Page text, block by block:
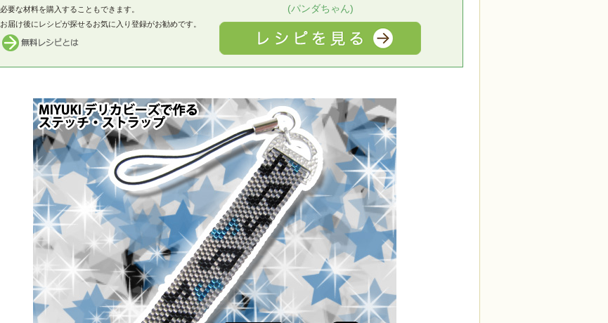
必要な材料を購入することもできます。
お届け後にレシピが探せるお気に入り登録がお勧めです。
(パンダちゃん)